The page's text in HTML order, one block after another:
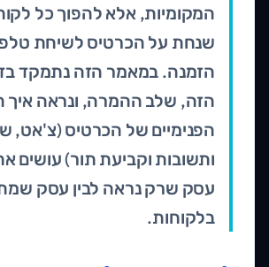
המקומיות, אלא להפוך כל
שנחת על הכרטיס לשיחת
הזמנה. במאמר הזה נתמקד
הזה, שלב ההמרה, ונראה איך
הפנימיים של הכרטיס (צ'אט,
ותשובות וקביעת תור) עושים
עסק שרק נראה לבין עסק
בלקוחות.